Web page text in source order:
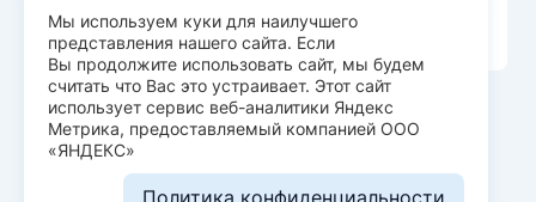
Распродажа тканей
Лидеры продаж
© Арт Текс — продажа тканей оптом, 2026
Пользовательское соглашение
Политика конфиденциальности
Мы используем куки для наилучшего
представления нашего сайта. Если
Вы продолжите использовать сайт, мы будем
считать что Вас это устраивает. Этот сайт
использует сервис веб-аналитики Яндекс
Метрика, предоставляемый компанией ООО
«ЯНДЕКС»
Политика конфиденциальности